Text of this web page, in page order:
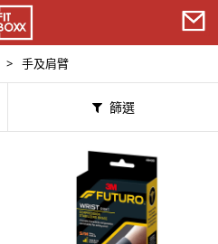
> 手及肩臂
篩選